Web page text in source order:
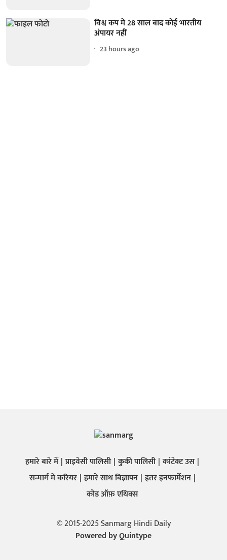
विश्व कप में 28 साल बाद कोई भारतीय
अंपायर नहीं
23 hours ago
हमारे बारे में प्राइवेसी पालिसी कुकी पालिसी कांटेक्ट उस
सन्मार्ग में करियर हमारे साथ बिज्ञापन इतर इनफार्मेशन
कोड ऑफ़ एथिक्स
© 2015-2025 Sanmarg Hindi Daily
Powered byQuintype